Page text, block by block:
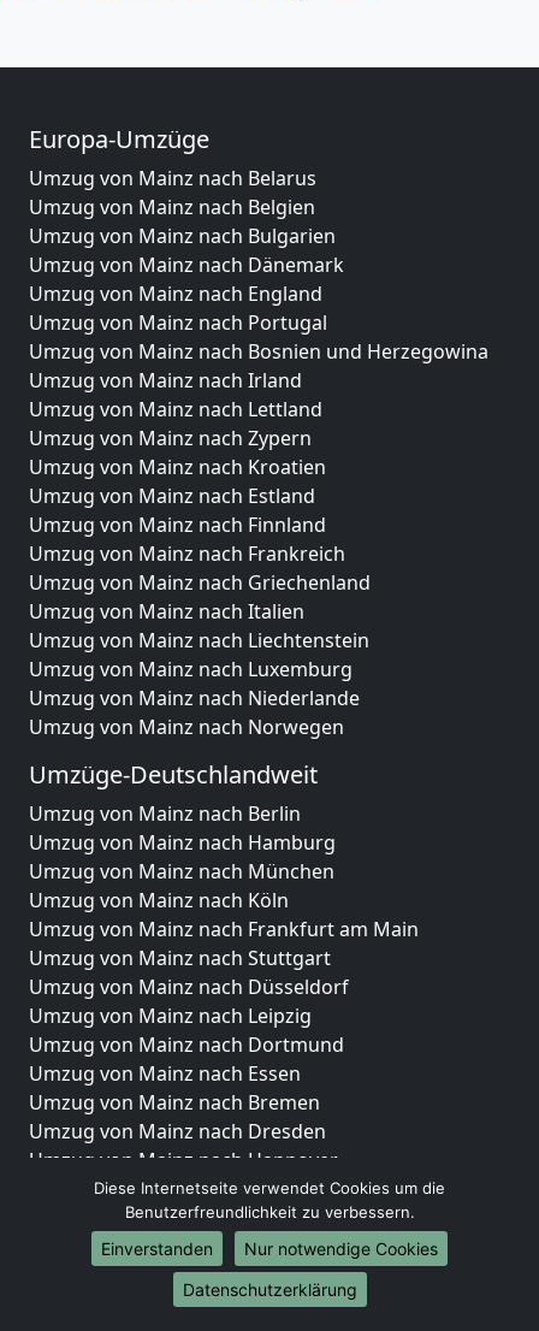
Europa-Umzüge
Umzug von Mainz nach Belarus
Umzug von Mainz nach Belgien
Umzug von Mainz nach Bulgarien
Umzug von Mainz nach Dänemark
Umzug von Mainz nach England
Umzug von Mainz nach Portugal
Umzug von Mainz nach Bosnien und Herzegowina
Umzug von Mainz nach Irland
Umzug von Mainz nach Lettland
Umzug von Mainz nach Zypern
Umzug von Mainz nach Kroatien
Umzug von Mainz nach Estland
Umzug von Mainz nach Finnland
Umzug von Mainz nach Frankreich
Umzug von Mainz nach Griechenland
Umzug von Mainz nach Italien
Umzug von Mainz nach Liechtenstein
Umzug von Mainz nach Luxemburg
Umzug von Mainz nach Niederlande
Umzug von Mainz nach Norwegen
Umzüge-Deutschlandweit
Umzug von Mainz nach Berlin
Umzug von Mainz nach Hamburg
Umzug von Mainz nach München
Umzug von Mainz nach Köln
Umzug von Mainz nach Frankfurt am Main
Umzug von Mainz nach Stuttgart
Umzug von Mainz nach Düsseldorf
Umzug von Mainz nach Leipzig
Umzug von Mainz nach Dortmund
Umzug von Mainz nach Essen
Umzug von Mainz nach Bremen
Umzug von Mainz nach Dresden
Umzug von Mainz nach Hannover
Umzug von Mainz nach Nürnberg
Umzug von Mainz nach Duisburg
Umzug von Mainz nach Bochum
Umzug von Mainz nach Wuppertal
Umzug von Mainz nach Bielefeld
Diese Internetseite verwendet Cookies um die
Benutzerfreundlichkeit zu verbessern.
Einverstanden
Nur notwendige Cookies
Datenschutzerklärung